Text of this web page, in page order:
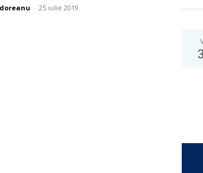
- 25 iulie 2019